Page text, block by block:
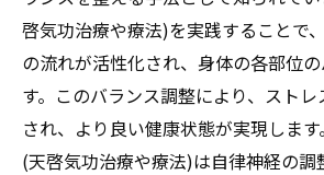
啓気功治療や療法)を実践することで
の流れが活性化され、身体の各部位
す。このバランス調整により、スト
され、より良い健康状態が実現しま
(天啓気功治療や療法)は自律神経の調